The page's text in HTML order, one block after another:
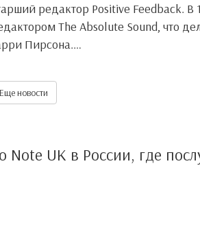
редактор Positive Feedback. В
The Absolute Sound, что
Пирсона.…
Еще новости
UK в России, где